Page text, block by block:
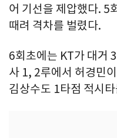
어 기선을 제압했다. 5
때려 격차를 벌렸다.
6회초에는 KT가 대거
사 1, 2루에서 허경민
김상수도 1타점 적시